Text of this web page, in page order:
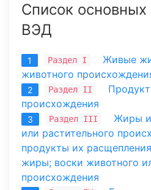
Список
ВЭД
1 Раздел I
Живые
животного
2 Раздел II
происхождения
3 Раздел III
Жиры и
или растительного
продукты их
жиры; воски животного
происхождения